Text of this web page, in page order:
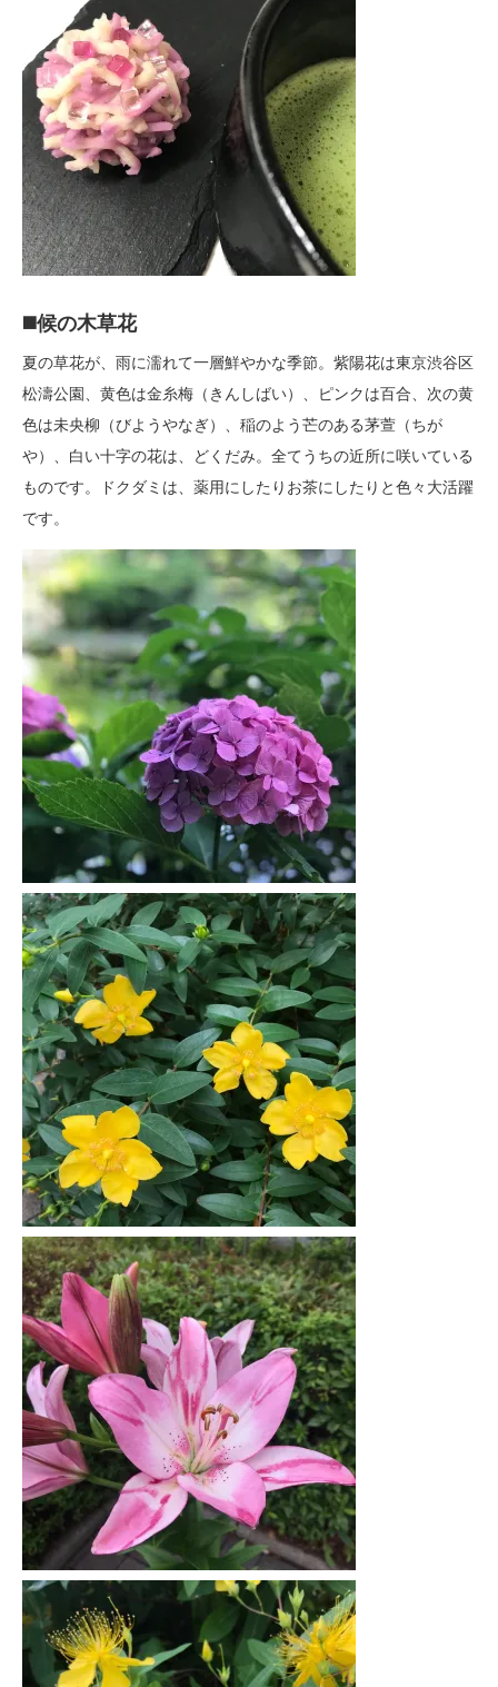
◼️候の木草花
夏の草花が、雨に濡れて一層鮮やかな季節。紫陽花は東京渋谷区
松濤公園、黄色は金糸梅（きんしばい）、ピンクは百合、次の黄
色は未央柳（びようやなぎ）、稲のよう芒のある茅萱（ちが
や）、白い十字の花は、どくだみ。全てうちの近所に咲いている
ものです。ドクダミは、薬用にしたりお茶にしたりと色々大活躍
です。